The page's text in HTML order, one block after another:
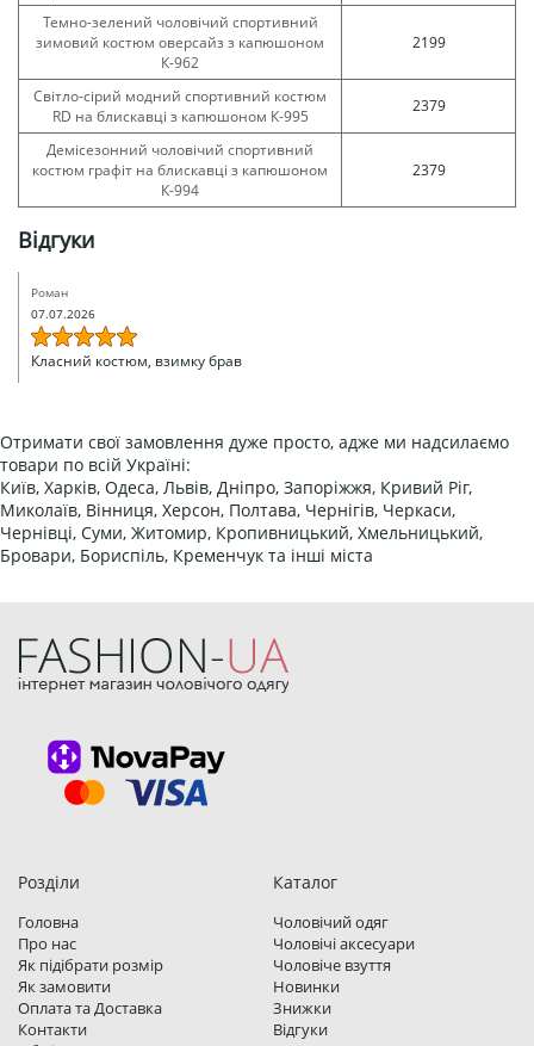
Темно-зелений чоловічий спортивний
зимовий костюм оверсайз з капюшоном
К-962
2199
Світло-сірий модний спортивний костюм
RD на блискавці з капюшоном К-995
2379
Демісезонний чоловічий спортивний
костюм графіт на блискавці з капюшоном
К-994
2379
Відгуки
Роман
07.07.2026
Класний костюм, взимку брав
Отримати свої замовлення дуже просто, адже ми надсилаємо
товари по всій Україні:
Київ, Харків, Одеса, Львів, Дніпро, Запоріжжя, Кривий Ріг,
Миколаїв, Вінниця, Херсон, Полтава, Чернігів, Черкаси,
Чернівці, Суми, Житомир, Кропивницький, Хмельницький,
Бровари, Бориспіль, Кременчук та інші міста
Розділи
Головна
Про нас
Як підібрати розмір
Як замовити
Оплата та Доставка
Контакти
Каталог
Чоловічий одяг
Чоловічі аксесуари
Чоловіче взуття
Новинки
Знижки
Відгуки